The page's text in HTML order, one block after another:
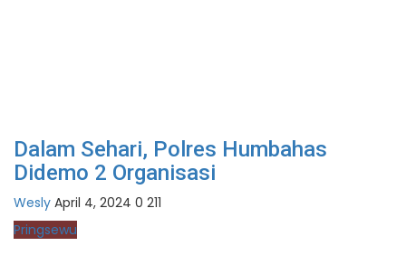
Dalam Sehari, Polres Humbahas
Didemo 2 Organisasi
Wesly April 4, 2024 0 211
Pringsewu